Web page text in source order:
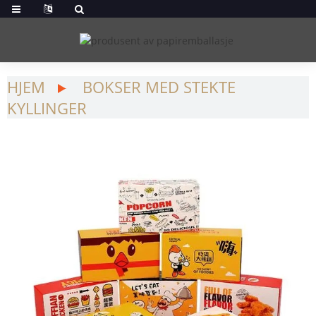
HJEM
BOKSER MED STEKTE
KYLLINGER